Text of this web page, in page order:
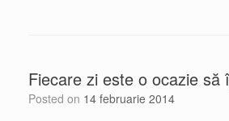
Fiecare zi este o ocazie să
Posted on 14 februarie 2014